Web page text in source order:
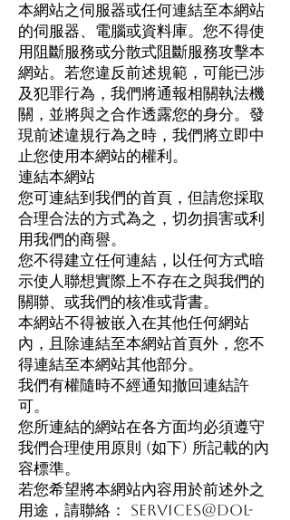
本網站之伺服器或任何連結至本網站
的伺服器、電腦或資料庫。您不得使
用阻斷服務或分散式阻斷服務攻擊本
網站。若您違反前述規範，可能已涉
及犯罪行為，我們將通報相關執法機
關，並將與之合作透露您的身分。發
現前述違規行為之時，我們將立即中
止您使用本網站的權利。
連結本網站
您可連結到我們的首頁，但請您採取
合理合法的方式為之，切勿損害或利
用我們的商譽。
您不得建立任何連結，以任何方式暗
示使人聯想實際上不存在之與我們的
關聯、或我們的核准或背書。
本網站不得被嵌入在其他任何網站
內，且除連結至本網站首頁外，您不
得連結至本網站其他部分。
我們有權隨時不經通知撤回連結許
可。
您所連結的網站在各方面均必須遵守
我們合理使用原則 (如下) 所記載的內
容標準。
若您希望將本網站內容用於前述外之
用途，請聯絡： services@dol-